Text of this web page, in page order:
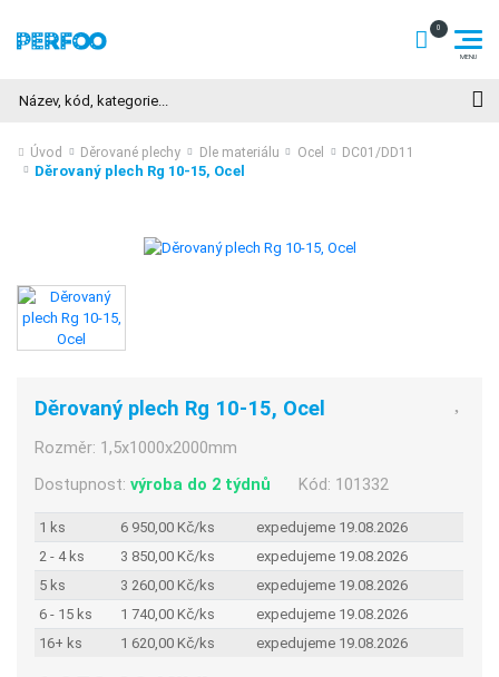
Úvod Děrované plechy Dle materiálu Ocel DC01/DD11
Děrovaný plech Rg 10-15, Ocel
Děrovaný plech Rg 10-15, Ocel
Rozměr: 1,5x1000x2000mm
Dostupnost:výroba do 2 týdnů Kód: 101332
1 ks 6 950,00 Kč/ks
expedujeme 19.08.2026
2 - 4 ks
3 850,00 Kč/ks
expedujeme 19.08.2026
5 ks
3 260,00 Kč/ks
expedujeme 19.08.2026
6 - 15 ks
1 740,00 Kč/ks
expedujeme 19.08.2026
16+ ks
1 620,00 Kč/ks expedujeme 19.08.2026